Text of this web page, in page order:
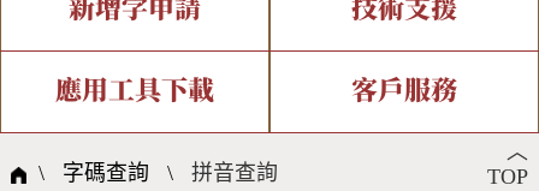
全字庫介紹 全字庫現況
中文碼介紹 專有名詞介紹
國際字碼相關組織
IDS查詢 部件查詢
複合查詢 注音查詢
筆畫查詢
新增字申請
新字申請處理流程
技術支援
字形即時顯示 造字解決方案
全字庫授權 轉碼Web Service
應用工具下載
個人電腦造字處理工具
客戶服務
問題集
︿
TOP
\ 字碼查詢 \拼音查詢